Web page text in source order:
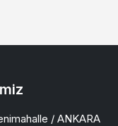
/ ANKARA